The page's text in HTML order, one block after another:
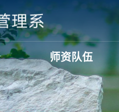
师资队伍